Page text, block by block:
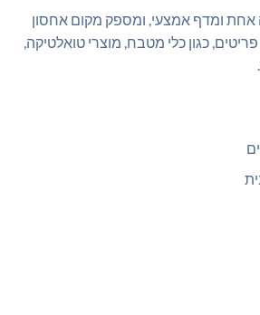
אחת ומדף אמצעי, ומספק מקום אחסון
כגון כלי מטבח, מוצרי טואלטיקה,